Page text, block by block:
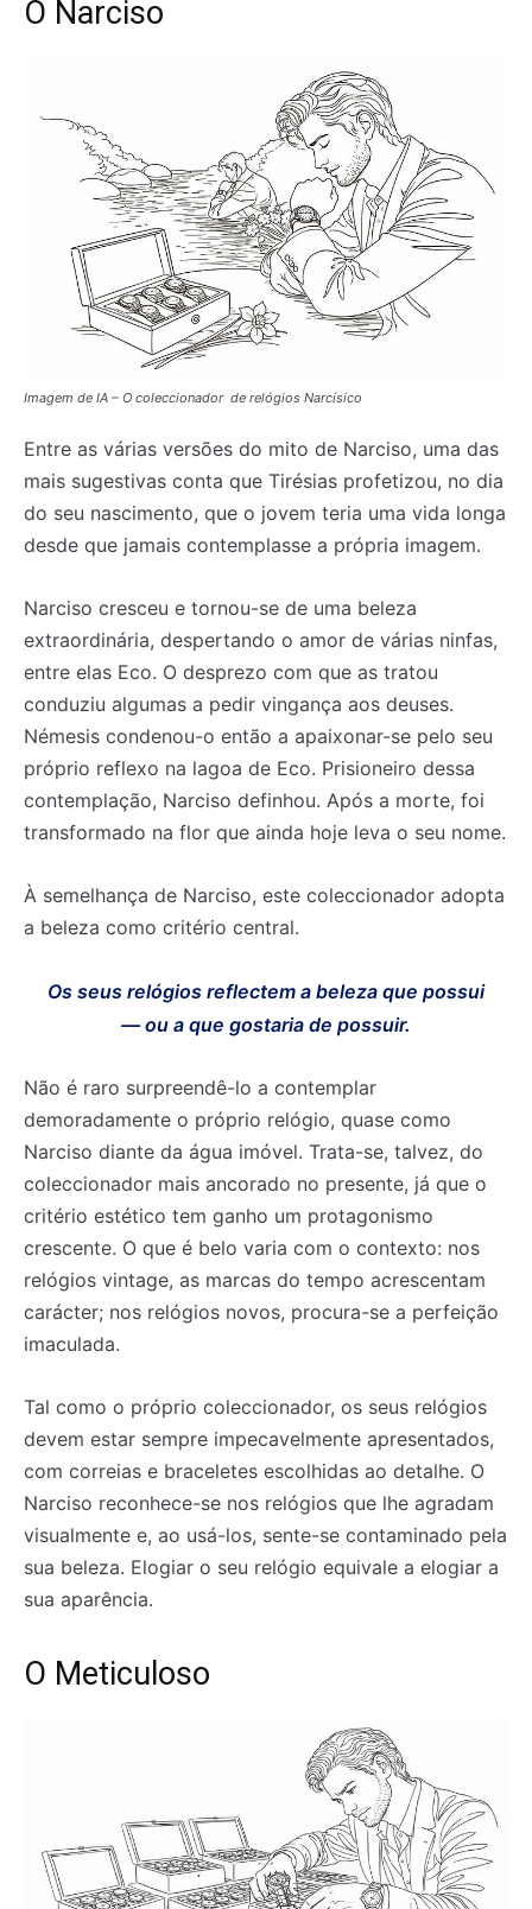
O Narciso
Imagem de IA – O coleccionador de relógios Narcísico
Entre as várias versões do mito de Narciso, uma das
mais sugestivas conta que Tirésias profetizou, no dia
do seu nascimento, que o jovem teria uma vida longa
desde que jamais contemplasse a própria imagem.
Narciso cresceu e tornou-se de uma beleza
extraordinária, despertando o amor de várias ninfas,
entre elas Eco. O desprezo com que as tratou
conduziu algumas a pedir vingança aos deuses.
Némesis condenou-o então a apaixonar-se pelo seu
próprio reflexo na lagoa de Eco. Prisioneiro dessa
contemplação, Narciso definhou. Após a morte, foi
transformado na flor que ainda hoje leva o seu nome.
À semelhança de Narciso, este coleccionador adopta
a beleza como critério central.
Os seus relógios reflectem a beleza que possui
— ou a que gostaria de possuir.
Não é raro surpreendê-lo a contemplar
demoradamente o próprio relógio, quase como
Narciso diante da água imóvel. Trata-se, talvez, do
coleccionador mais ancorado no presente, já que o
critério estético tem ganho um protagonismo
crescente. O que é belo varia com o contexto: nos
relógios vintage, as marcas do tempo acrescentam
carácter; nos relógios novos, procura-se a perfeição
imaculada.
Tal como o próprio coleccionador, os seus relógios
devem estar sempre impecavelmente apresentados,
com correias e braceletes escolhidas ao detalhe. O
Narciso reconhece-se nos relógios que lhe agradam
visualmente e, ao usá-los, sente-se contaminado pela
sua beleza. Elogiar o seu relógio equivale a elogiar a
sua aparência.
O Meticuloso